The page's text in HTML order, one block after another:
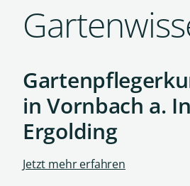
in Vornbach a.
Ergolding
Jetzt mehr erfahren